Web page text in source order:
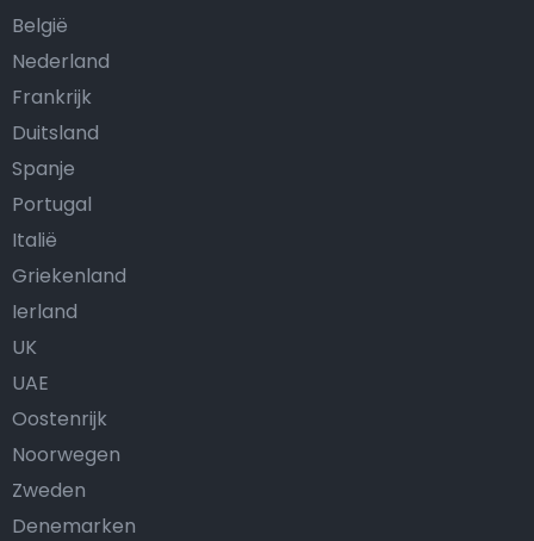
België
Nederland
Frankrijk
Duitsland
Spanje
Portugal
Italië
Griekenland
Ierland
UK
UAE
Oostenrijk
Noorwegen
Zweden
Denemarken